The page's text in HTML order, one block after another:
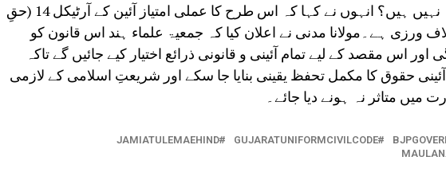
گیا؟ کیا وہ ملک کا حصہ نہیں ہیں؟ انہوں نے کہا کہ اس طرح کا عملی امتیاز آئین کے آرٹیکل 14 (حقِ
ورزی ہے۔مولانا مدنی نے اعلان کیا کہ جمعیۃ علماء ہند اس قانون کو
اس مقصد کے لیے تمام آئینی و قانونی ذرائع اختیار کیے جائیں گے تاکہ
حقوق کا مکمل تحفظ یقینی بنایا جا سکے اور شریعتِ اسلامی کے لازمی
متاثر نہ ہونے دیا جائے۔
GUJARATUNIFORMCIVILCODE
JAMIATULEMAEHIND